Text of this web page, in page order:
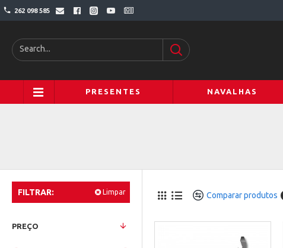
262 098 585
PRESENTES NAVALHAS
FILTRAR: Limpar
PREÇO
Comparar produtos